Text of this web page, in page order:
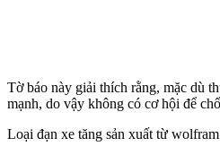
Tờ báo này giải thích rằng, mặc dù
mạnh, do vậy không có cơ hội để
Loại đạn xe tăng sản xuất từ